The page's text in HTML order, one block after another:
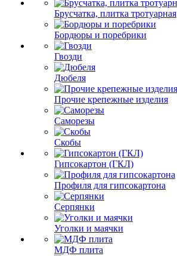
Брусчатка, плитка тротуарная
Бордюры и поребрики
Гвозди
Дюбеля
Прочие крепежные изделия
Саморезы
Скобы
Гипсокартон (ГКЛ)
Профиля для гипсокартона
Серпянки
Уголки и маячки
МДФ плита